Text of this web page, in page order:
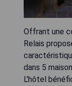
Offrant une
Relais
dans 5
L'hôtel